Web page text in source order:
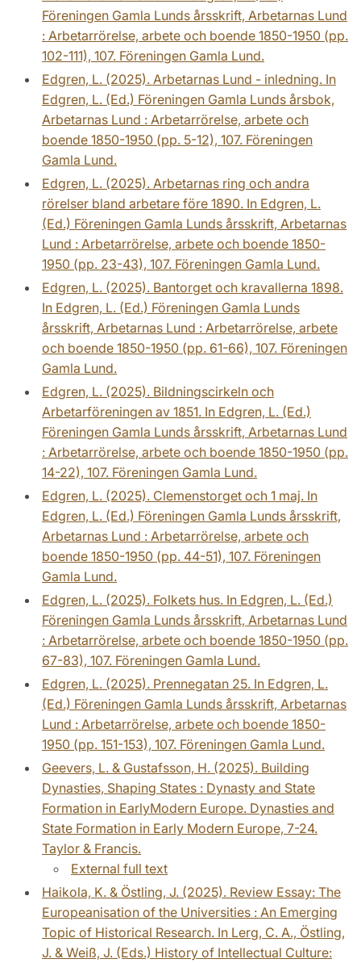
Föreningen Gamla Lunds årsskrift, Arbetarnas Lund
: Arbetarrörelse, arbete och boende 1850-1950 (pp.
102-111), 107. Föreningen Gamla Lund.
Edgren, L. (2025). Arbetarnas Lund - inledning. In
Edgren, L. (Ed.) Föreningen Gamla Lunds årsbok,
Arbetarnas Lund : Arbetarrörelse, arbete och
boende 1850-1950 (pp. 5-12), 107. Föreningen
Gamla Lund.
Edgren, L. (2025). Arbetarnas ring och andra
rörelser bland arbetare före 1890. In Edgren, L.
(Ed.) Föreningen Gamla Lunds årsskrift, Arbetarnas
Lund : Arbetarrörelse, arbete och boende 1850-
1950 (pp. 23-43), 107. Föreningen Gamla Lund.
Edgren, L. (2025). Bantorget och kravallerna 1898.
In Edgren, L. (Ed.) Föreningen Gamla Lunds
årsskrift, Arbetarnas Lund : Arbetarrörelse, arbete
och boende 1850-1950 (pp. 61-66), 107. Föreningen
Gamla Lund.
Edgren, L. (2025). Bildningscirkeln och
Arbetarföreningen av 1851. In Edgren, L. (Ed.)
Föreningen Gamla Lunds årsskrift, Arbetarnas Lund
: Arbetarrörelse, arbete och boende 1850-1950 (pp.
14-22), 107. Föreningen Gamla Lund.
Edgren, L. (2025). Clemenstorget och 1 maj. In
Edgren, L. (Ed.) Föreningen Gamla Lunds årsskrift,
Arbetarnas Lund : Arbetarrörelse, arbete och
boende 1850-1950 (pp. 44-51), 107. Föreningen
Gamla Lund.
Edgren, L. (2025). Folkets hus. In Edgren, L. (Ed.)
Föreningen Gamla Lunds årsskrift, Arbetarnas Lund
: Arbetarrörelse, arbete och boende 1850-1950 (pp.
67-83), 107. Föreningen Gamla Lund.
Edgren, L. (2025). Prennegatan 25. In Edgren, L.
(Ed.) Föreningen Gamla Lunds årsskrift, Arbetarnas
Lund : Arbetarrörelse, arbete och boende 1850-
1950 (pp. 151-153), 107. Föreningen Gamla Lund.
Geevers, L. & Gustafsson, H. (2025). Building
Dynasties, Shaping States : Dynasty and State
Formation in EarlyModern Europe. Dynasties and
State Formation in Early Modern Europe, 7-24.
Taylor & Francis.
External full text
Haikola, K. & Östling, J. (2025). Review Essay: The
Europeanisation of the Universities : An Emerging
Topic of Historical Research. In Lerg, C. A., Östling,
J. & Weiß, J. (Eds.) History of Intellectual Culture: